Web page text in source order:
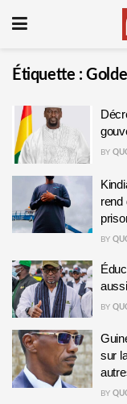
Étiquette :
BY
rend
BY
BY
sur
BY